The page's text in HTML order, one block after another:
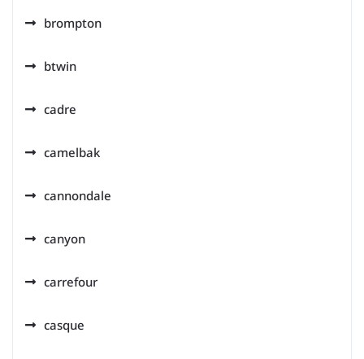
brompton
btwin
cadre
camelbak
cannondale
canyon
carrefour
casque